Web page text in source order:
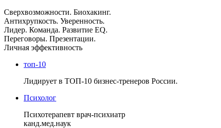
Сверхвозможности. Биохакинг.
Антихрупкость. Уверенность.
Лидер. Команда. Развитие EQ.
Переговоры. Презентации.
Личная эффективность
топ-10
Лидирует в ТОП-10 бизнес-тренеров России.
Психолог
Психотерапевт врач-психиатр
канд.мед.наук